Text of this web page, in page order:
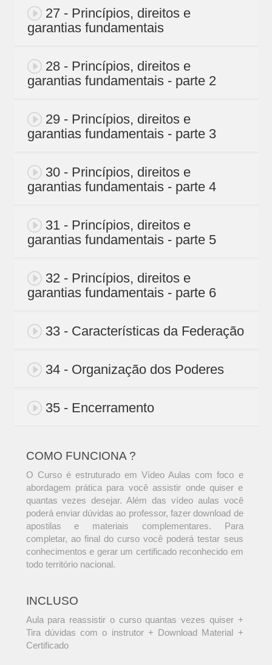
27 - Princípios, direitos e
garantias fundamentais
28 - Princípios, direitos e
garantias fundamentais - parte 2
29 - Princípios, direitos e
garantias fundamentais - parte 3
30 - Princípios, direitos e
garantias fundamentais - parte 4
31 - Princípios, direitos e
garantias fundamentais - parte 5
32 - Princípios, direitos e
garantias fundamentais - parte 6
33 - Características da Federação
34 - Organização dos Poderes
35 - Encerramento
COMO FUNCIONA ?
O Curso é estruturado em Vídeo Aulas com foco e
abordagem prática para você assistir onde quiser e
quantas vezes desejar. Além das vídeo aulas você
poderá enviar dúvidas ao professor, fazer download de
apostilas e materiais complementares. Para
completar, ao final do curso você poderá testar seus
conhecimentos e gerar um certificado reconhecido em
todo território nacional.
INCLUSO
Aula para reassistir o curso quantas vezes quiser +
Tira dúvidas com o instrutor + Download Material +
Certificado